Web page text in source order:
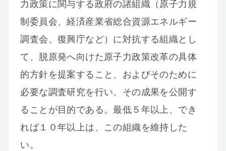
力政策に関与する政府の諸組織（原子力規
制委員会、経済産業省総合資源エネルギー
調査会、復興庁など）に対抗する組織とし
て、脱原発へ向けた原子力政策改革の具体
的方針を提案すること、およびそのために
必要な調査研究を行い、その成果を公開す
ることが目的である。最低５年以上、でき
れば１０年以上は、この組織を維持した
い。